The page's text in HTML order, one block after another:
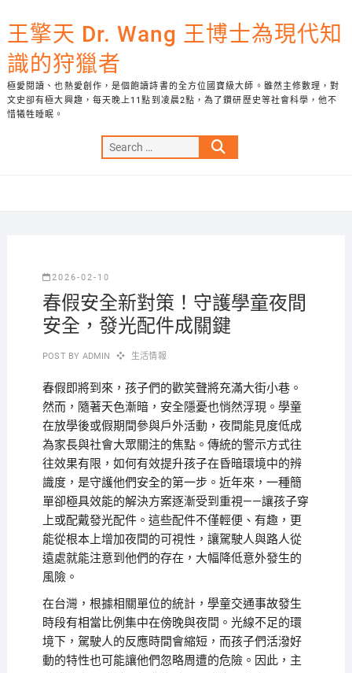
to
content
王擎天 Dr. Wang 王博士為現代知
識的狩獵者
極愛閱讀、也熱愛創作，是個飽讀詩書的全方位國寶級大師。雖然主修數理，對
文史卻有極大興趣，每天晚上11點到凌晨2點，為了鑽研歷史等社會科學，他不
惜犧牲睡眠。
Search
…
2026-02-10
春假安全新對策！守護學童夜間
安全，發光配件成關鍵
POST BY ADMIN 生活情報
春假即將到來，孩子們的歡笑聲將充滿大街小巷。
然而，隨著天色漸暗，安全隱憂也悄然浮現。學童
在放學後或假期間參與戶外活動，夜間能見度低成
為家長與社會大眾關注的焦點。傳統的警示方式往
往效果有限，如何有效提升孩子在昏暗環境中的辨
識度，是守護他們安全的第一步。近年來，一種簡
單卻極具效能的解決方案逐漸受到重視——讓孩子穿
上或配戴發光配件。這些配件不僅輕便、有趣，更
能從根本上增加夜間的可視性，讓駕駛人與路人從
遠處就能注意到他們的存在，大幅降低意外發生的
風險。
在台灣，根據相關單位的統計，學童交通事故發生
時段有相當比例集中在傍晚與夜間。光線不足的環
境下，駕駛人的反應時間會縮短，而孩子們活潑好
動的特性也可能讓他們忽略周遭的危險。因此，主